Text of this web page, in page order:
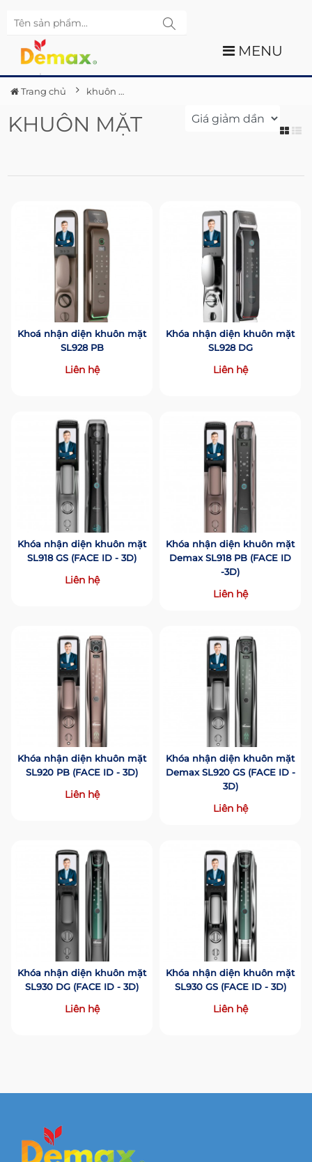
MENU
Trang chủ khuôn mặt
KHUÔN MẶT
Khoá nhận diện khuôn mặt
SL928 PB
Liên hệ
Khóa nhận diện khuôn mặt
SL928 DG
Liên hệ
Khóa nhận diện khuôn mặt
SL918 GS (FACE ID - 3D)
Liên hệ
Khóa nhận diện khuôn mặt
Demax SL918 PB (FACE ID
-3D)
Liên hệ
Khóa nhận diện khuôn mặt
SL920 PB (FACE ID - 3D)
Liên hệ
Khóa nhận diện khuôn mặt
Demax SL920 GS (FACE ID -
3D)
Liên hệ
Khóa nhận diện khuôn mặt
SL930 DG (FACE ID - 3D)
Liên hệ
Khóa nhận diện khuôn mặt
SL930 GS (FACE ID - 3D)
Liên hệ